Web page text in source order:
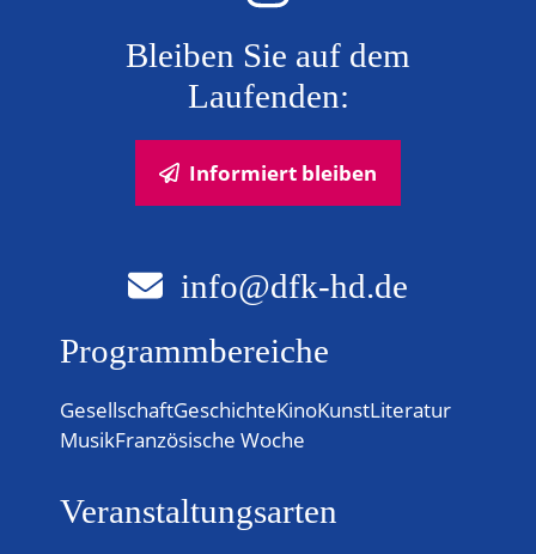
Bleiben Sie auf dem
Laufenden:
Informiert bleiben
info@dfk-hd.de
Programmbereiche
GesellschaftGeschichteKinoKunstLiteratur
MusikFranzösische Woche
Veranstaltungsarten